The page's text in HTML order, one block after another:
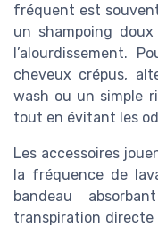
fréquent est
un shampoing
l’alourdissement.
cheveux crépus,
wash ou un simple
tout en évitant les
Les accessoires
la fréquence de
bandeau
transpiration directe